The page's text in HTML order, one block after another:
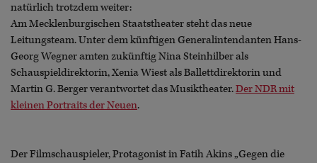
natürlich trotzdem weiter:
Am Mecklenburgischen Staatstheater steht das neue
Leitungsteam. Unter dem künftigen Generalintendanten Hans-
Georg Wegner amten zukünftig Nina Steinhilber als
Schauspieldirektorin, Xenia Wiest als Ballettdirektorin und
Martin G. Berger verantwortet das Musiktheater.Der NDR mit
kleinen Portraits der Neuen.
Der Filmschauspieler, Protagonist in Fatih Akins „Gegen die